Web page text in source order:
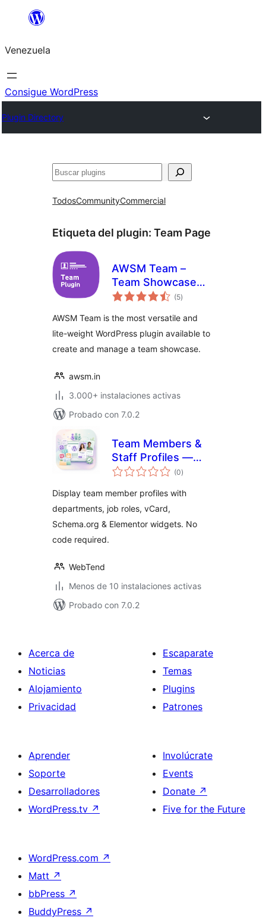
Saltar
contenido
Venezuela
Consigue WordPress
Plugin Directory
Buscar
TodosCommunityCommercial
Etiqueta del plugin: Team Page
AWSM Team –
Team Showcase
Plugin
(5total
de
)
AWSM Team is the most versatile and
lite-weight WordPress plugin available to
create and manage a team showcase.
awsm.in
3.000+ instalaciones activas
Probado con 7.0.2
Team Members &
Staff Profiles —
Our Team
(0total
de
)
Display team member profiles with
departments, job roles, vCard,
Schema.org & Elementor widgets. No
code required.
WebTend
Menos de 10 instalaciones activas
Probado con 7.0.2
Acerca de
Noticias
Alojamiento
Privacidad
Escaparate
Temas
Plugins
Patrones
Aprender
Soporte
Desarrolladores
WordPress.tv ↗
Involúcrate
Events
Donate ↗
Five for the Future
WordPress.com ↗
Matt ↗
bbPress ↗
BuddyPress ↗